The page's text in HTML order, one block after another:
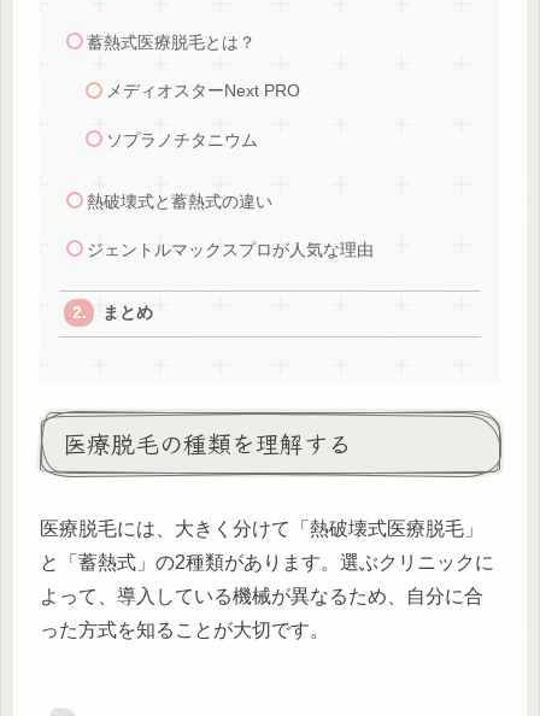
蓄熱式医療脱毛とは？
メディオスターNext PRO
ソプラノチタニウム
熱破壊式と蓄熱式の違い
ジェントルマックスプロが人気な理由
まとめ
医療脱毛の種類を理解する
医療脱毛には、大きく分けて「熱破壊式医療脱毛」
と「蓄熱式」の2種類があります。選ぶクリニックに
よって、導入している機械が異なるため、自分に合
った方式を知ることが大切です。